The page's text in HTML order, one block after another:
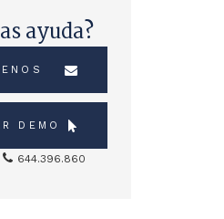
ayuda?
DEMO
644.396.860